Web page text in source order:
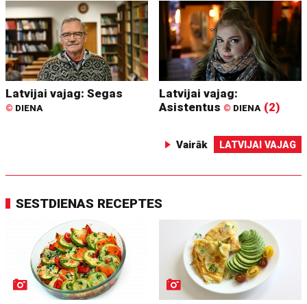
Latvijai vajag: Segas
© DIENA
Latvijai vajag:
Asistentus © DIENA (2)
Vairāk LATVIJAI VAJAG
SESTDIENAS RECEPTES